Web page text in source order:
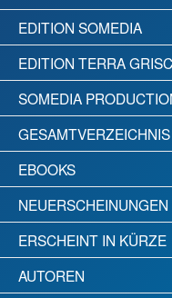
EDITION SOMEDIA
EDITION TERRA
SOMEDIA
GESAMTVERZEICHNIS
EBOOKS
NEUERSCHEINUNGEN
ERSCHEINT IN KÜRZE
AUTOREN